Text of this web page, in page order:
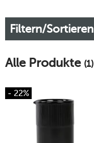
Filtern/Sortieren
Alle Produkte (1)
- 22%